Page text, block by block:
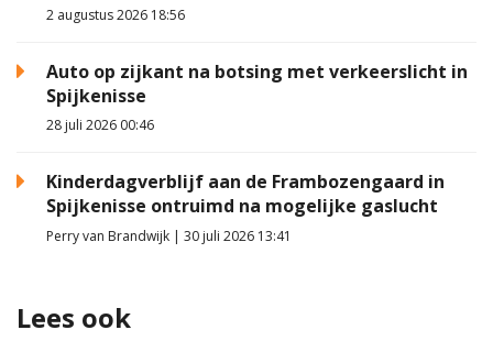
2 augustus 2026 18:56
Auto op zijkant na botsing met verkeerslicht in
Spijkenisse
28 juli 2026 00:46
Kinderdagverblijf aan de Frambozengaard in
Spijkenisse ontruimd na mogelijke gaslucht
Perry van Brandwijk | 30 juli 2026 13:41
Lees ook